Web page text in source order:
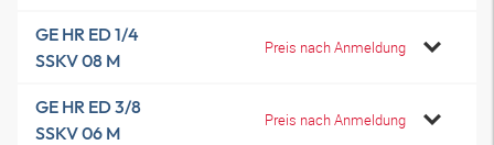
GE HR ED 1/4
SSKV 08 M
Preis nach Anmeldung
GE HR ED 3/8
SSKV 06 M
Preis nach Anmeldung